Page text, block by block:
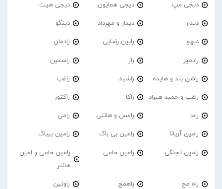
دیجی مپ دیجی همایون دیجی هیت
دیدار دیدار و مهرداد دینگو
دیهو رابین رضایی رادمان
رادمیر راز راستین
راشن بند و هایده راشید راغب
راغب و حمید هیراد راکا راکتور
راما رامس و هانتی رامی
رامین آریانا رامین بی باک رامین بیباک
رامین تجنگی رامین حامی
رامین حامی و امین
هانتر
راه مج راهمج راوتین